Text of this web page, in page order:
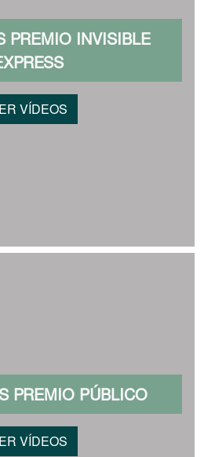
PREMIO INVISIBLE
VÍDEOS
PREMIO PÚBLICO
VÍDEOS